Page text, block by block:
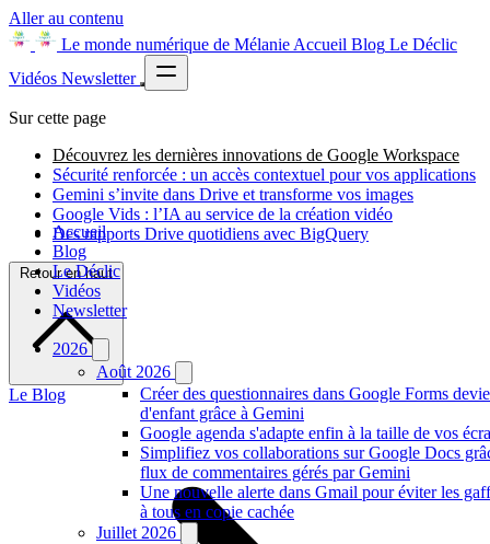
Aller au contenu
Le monde numérique de Mélanie Accueil Blog Le Déclic
Vidéos Newsletter
Accueil
Blog
Le Déclic
Vidéos
Newsletter
2026
Août 2026
Créer des questionnaires dans Google Forms
d'enfant grâce à Gemini
Google agenda s'adapte enfin à la taille de vos
Simplifiez vos collaborations sur Google Docs
flux de commentaires gérés par Gemini
Une nouvelle alerte dans Gmail pour éviter les
à tous en copie cachée
Juillet 2026
Sur cette page
Découvrez les dernières innovations de Google Workspace
Sécurité renforcée : un accès contextuel pour vos applications
Gemini s’invite dans Drive et transforme vos images
Google Vids : l’IA au service de la création vidéo
Des rapports Drive quotidiens avec BigQuery
Retour en haut
Le Blog